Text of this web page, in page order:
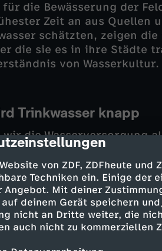
von ZDF, ZDFheute
Techniken ein. Einige der
Mit deiner
deinem Gerät speichern
nicht an Dritte weiter, die
auch nicht zu kommerziellen
die Bewässerung der
Zeit an aus Quellen
schätzten, zeigen
die sie es in ihre Städte
von Wasserkultur.
Trinkwasser knapp
wir die Wasserversorgung
dasTrinkwasserknapp.
Wassersnicht,
wir zurzeit, dass
andernorts
wie etwa in Spanien
von Farmen und
Kanäle aus weit